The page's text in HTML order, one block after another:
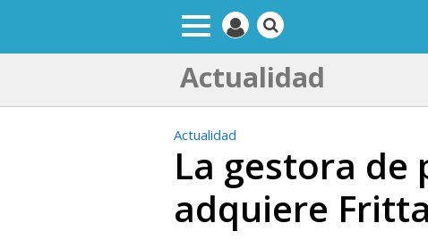
Actualidad
Actualidad
La gestora
adquiere Fritta